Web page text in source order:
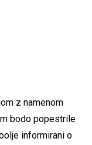
z namenom
bodo popestrile
informirani o